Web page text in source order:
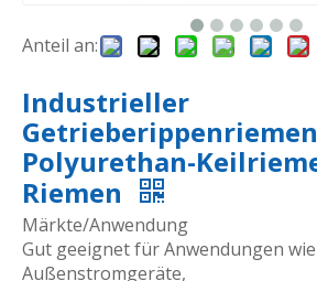
Anteil an:
Industrieller
Getrieberippenriemen
Polyurethan-
Riemen
Märkte/Anwendung
Gut geeignet für Anwendungen
Außenstromgeräte,